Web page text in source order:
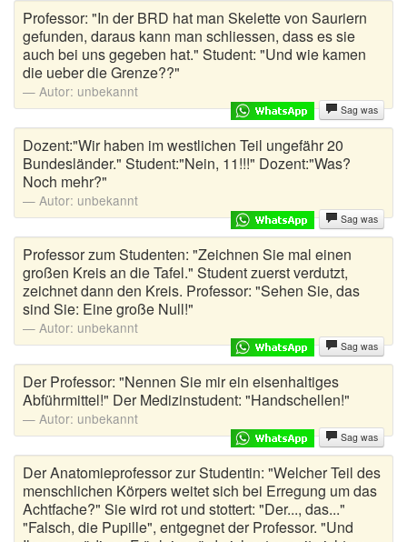
Professor: "In der BRD hat man Skelette von Sauriern
gefunden, daraus kann man schliessen, dass es sie
auch bei uns gegeben hat." Student: "Und wie kamen
die ueber die Grenze??"
Autor: unbekannt
Sag was
Dozent:"Wir haben im westlichen Teil ungefähr 20
Bundesländer." Student:"Nein, 11!!!" Dozent:"Was?
Noch mehr?"
Autor: unbekannt
Sag was
Professor zum Studenten: "Zeichnen Sie mal einen
großen Kreis an die Tafel." Student zuerst verdutzt,
zeichnet dann den Kreis. Professor: "Sehen Sie, das
sind Sie: Eine große Null!"
Autor: unbekannt
Sag was
Der Professor: "Nennen Sie mir ein eisenhaltiges
Abführmittel!" Der Medizinstudent: "Handschellen!"
Autor: unbekannt
Sag was
Der Anatomieprofessor zur Studentin: "Welcher Teil des
menschlichen Körpers weitet sich bei Erregung um das
Achtfache?" Sie wird rot und stottert: "Der..., das..."
"Falsch, die Pupille", entgegnet der Professor. "Und